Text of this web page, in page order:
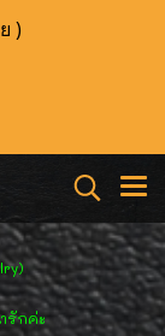
)
รักค่ะ